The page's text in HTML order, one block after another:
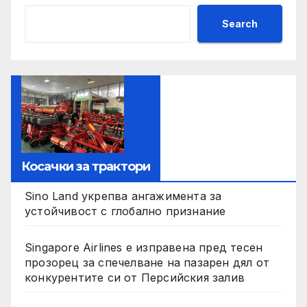
Search
Косачки за трактори
Sino Land укрепва ангажимента за
устойчивост с глобално признание
Singapore Airlines е изправена пред тесен
прозорец за спечелване на пазарен дял от
конкурентите си от Персийския залив